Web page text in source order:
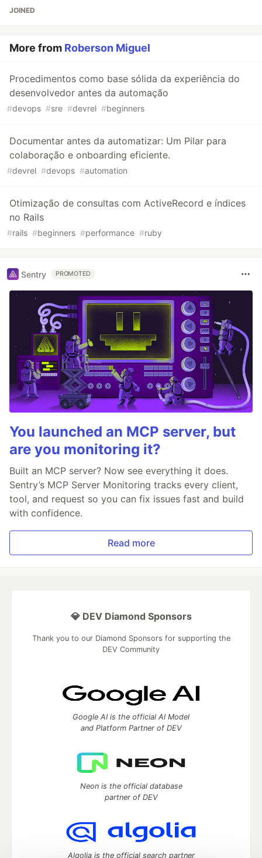
JOINED
More from Roberson Miguel
Procedimentos como base sólida da experiência do
desenvolvedor antes da automação
#devops #sre #devrel #beginners
Documentar antes da automatizar: Um Pilar para
colaboração e onboarding eficiente.
#devrel #devops #automation
Otimização de consultas com ActiveRecord e índices
no Rails
#rails #beginners #performance #ruby
Sentry PROMOTED
You launched an MCP server, but
are you monitoring it?
Built an MCP server? Now see everything it does.
Sentry’s MCP Server Monitoring tracks every client,
tool, and request so you can fix issues fast and build
with confidence.
Read more
💎 DEV Diamond Sponsors
Thank you to our Diamond Sponsors for supporting the
DEV Community
Google AI is the official AI Model
and Platform Partner of DEV
Neon is the official database
partner of DEV
Algolia is the official search partner